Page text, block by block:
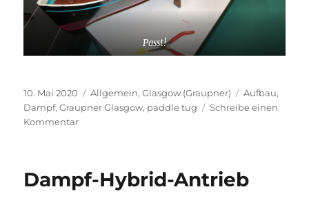
Passt!
Veröffentlicht
am
10. Mai 2020 Kategorien
Allgemein,Glasgow (Graupner) Schlagwörter
Aufbau,
Dampf,Graupner Glasgow, paddle tug
Schreibe einen
Kommentarzu
aufbauen…
Dampf-Hybrid-Antrieb